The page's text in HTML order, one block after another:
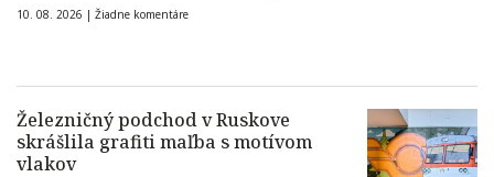
10. 08. 2026 | Žiadne komentáre
Železničný podchod v Ruskove
skrášlila grafiti maľba s motívom
vlakov